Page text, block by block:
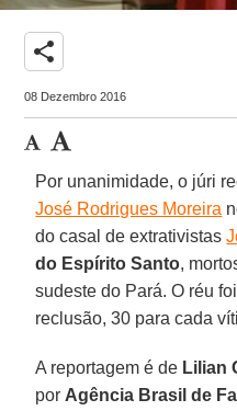
share
08 Dezembro 2016
Por unanimidade, o júri
José Rodrigues Moreira
do casal de extrativistas
do Espírito Santo,
sudeste do Pará. O réu
reclusão, 30 para cada
A reportagem é de Lilian
por Agência Brasil de